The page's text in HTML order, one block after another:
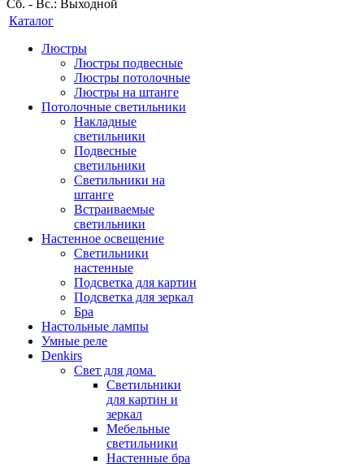
Сб. - Вс.: Выходной
Каталог
Люстры
Люстры подвесные
Люстры потолочные
Люстры на штанге
Потолочные светильники
Накладные
светильники
Подвесные
светильники
Светильники на
штанге
Встраиваемые
светильники
Настенное освещение
Светильники
настенные
Подсветка для картин
Подсветка для зеркал
Бра
Настольные лампы
Умные реле
Denkirs
Свет для дома
Светильники
для картин и
зеркал
Мебельные
светильники
Настенные бра